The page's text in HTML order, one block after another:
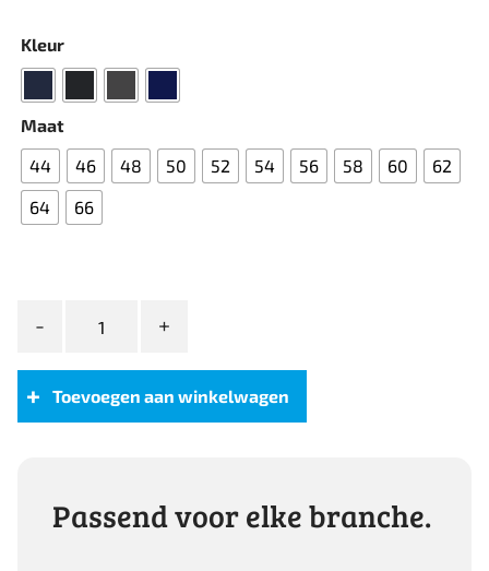
Kleur
Maat
44
46 48 50 52 54 56 58 60
62
64
66
Wool
in
Toevoegen aan winkelwagen
Passend voor elke branche.